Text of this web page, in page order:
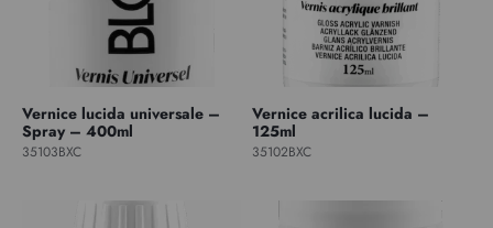
Vernice lucida universale –
Spray – 400ml
35103BXC
Vernice acrilica lucida –
125ml
35102BXC